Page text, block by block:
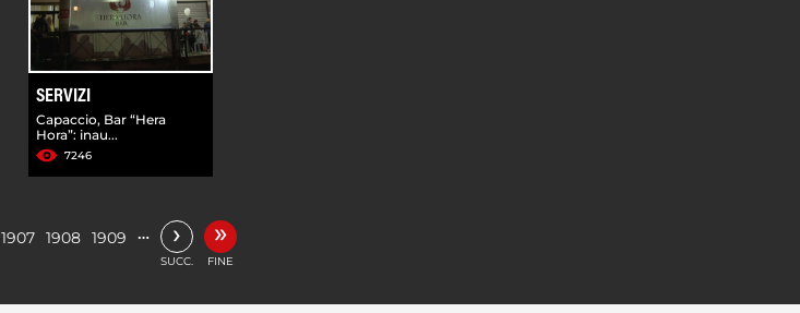
SERVIZI
Capaccio, Bar “Hera
Hora”: inau...
7246
1907 1908 1909 … ›
SUCC.
»
FINE